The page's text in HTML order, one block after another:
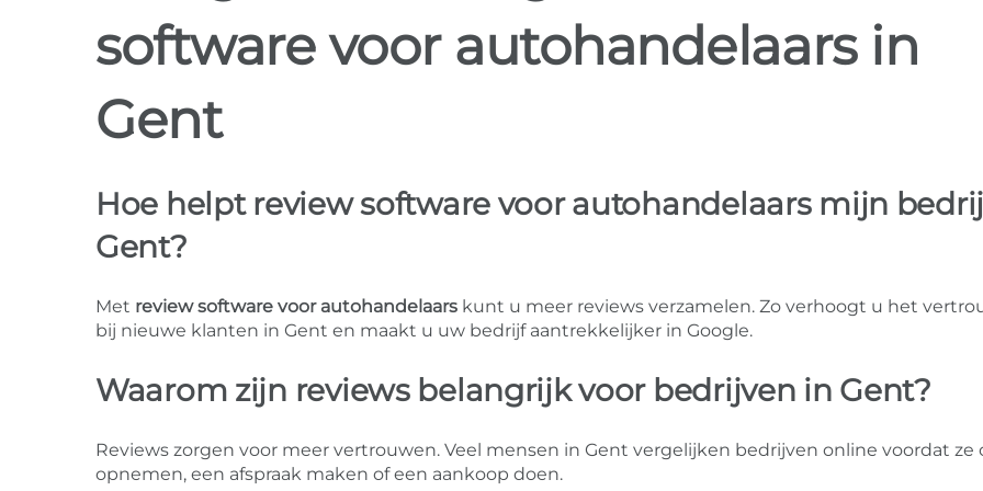
software voor autohandelaars in
Gent
Hoe helpt review software voor autohandelaars mijn
Gent?
Met review software voor autohandelaars kunt u meer reviews verzamelen. Zo verhoogt u het
bij nieuwe klanten in Gent en maakt u uw bedrijf aantrekkelijker in Google.
Waarom zijn reviews belangrijk voor bedrijven in Gent?
Reviews zorgen voor meer vertrouwen. Veel mensen in Gent vergelijken bedrijven online voordat ze
opnemen, een afspraak maken of een aankoop doen.